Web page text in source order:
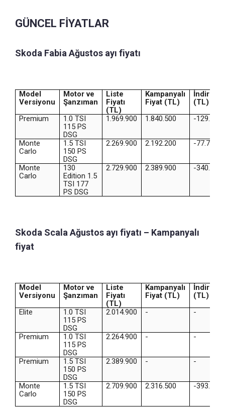
GÜNCEL FİYATLAR
Skoda Fabia Ağustos ayı fiyatı
Model
Versiyonu
Motor ve
Şanzıman
Liste
Fiyatı
(TL)
Kampanyalı
Fiyat (TL)
İndirim
(TL)
Premium
1.0 TSI
115 PS
DSG
1.969.900 1.840.500 -129.400
Monte
Carlo
1.5 TSI
150 PS
DSG
2.269.900 2.192.200 -77.700
Monte
Carlo
130
Edition 1.5
TSI 177
PS DSG
2.729.900 2.389.900 -340.000
Skoda Scala Ağustos ayı fiyatı – Kampanyalı
fiyat
Model
Versiyonu
Motor ve
Şanzıman
Liste
Fiyatı
(TL)
Kampanyalı
Fiyat (TL)
İndirim
(TL)
Elite
1.0 TSI
115 PS
DSG
2.014.900 - -
Premium
1.0 TSI
115 PS
DSG
2.264.900 - -
Premium
1.5 TSI
150 PS
DSG
2.389.900 - -
Monte
Carlo
1.5 TSI
150 PS
DSG
2.709.900 2.316.500 -393.400